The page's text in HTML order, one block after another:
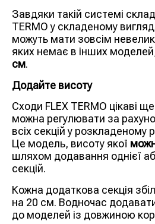
Завдяки такій системі
TERMO у складеному
можуть мати зовсім
яких немає в інших
см.
Додайте висоту
Сходи FLEX TERMO цікаві
можна регулювати за
всіх секцій у розкладеному
Це модель, висоту якої
шляхом додавання однієї
секцій.
Кожна додаткова секція
на 20 см. Водночас
до моделей із довжиною